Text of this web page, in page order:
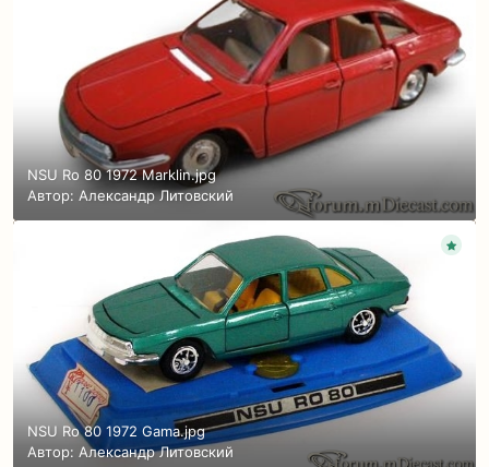
NSU Ro 80 1972 Marklin.jpg
Автор: Александр Литовский
NSU Ro 80 1972 Gama.jpg
Автор: Александр Литовский